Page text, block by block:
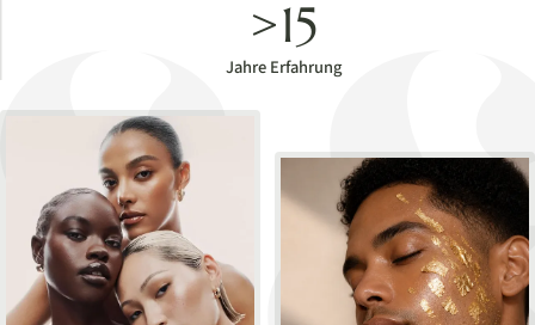
>15
Jahre Erfahrung